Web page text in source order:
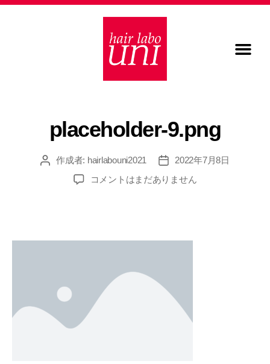
placeholder-9.png
作成者: hairlabouni2021
2022年7月8日
コメントはまだありません